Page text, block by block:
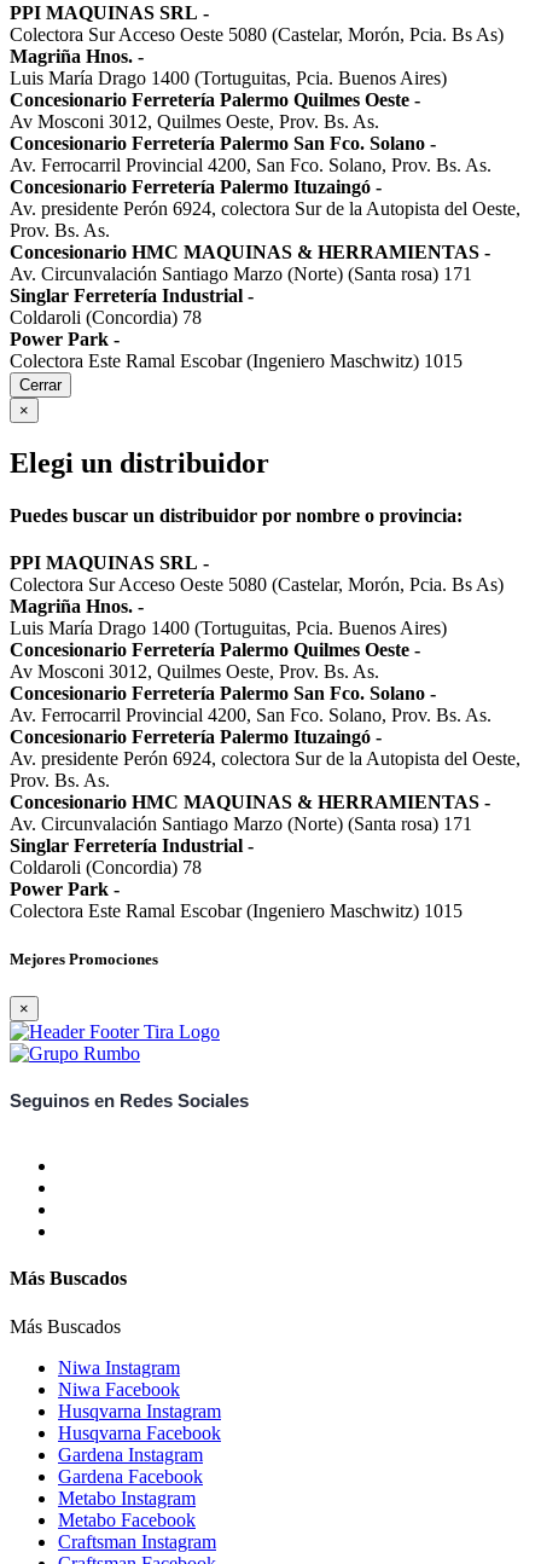
PPI MAQUINAS SRL -
Colectora Sur Acceso Oeste 5080 (Castelar, Morón, Pcia. Bs As)
Magriña Hnos. -
Luis María Drago 1400 (Tortuguitas, Pcia. Buenos Aires)
Concesionario Ferretería Palermo Quilmes Oeste -
Av Mosconi 3012, Quilmes Oeste, Prov. Bs. As.
Concesionario Ferretería Palermo San Fco. Solano -
Av. Ferrocarril Provincial 4200, San Fco. Solano, Prov. Bs. As.
Concesionario Ferretería Palermo Ituzaingó -
Av. presidente Perón 6924, colectora Sur de la Autopista del Oeste,
Prov. Bs. As.
Concesionario HMC MAQUINAS & HERRAMIENTAS -
Av. Circunvalación Santiago Marzo (Norte) (Santa rosa) 171
Singlar Ferretería Industrial -
Coldaroli (Concordia) 78
Power Park -
Colectora Este Ramal Escobar (Ingeniero Maschwitz) 1015
Cerrar
×
Elegi un distribuidor
Puedes buscar un distribuidor por nombre o provincia:
PPI MAQUINAS SRL -
Colectora Sur Acceso Oeste 5080 (Castelar, Morón, Pcia. Bs As)
Magriña Hnos. -
Luis María Drago 1400 (Tortuguitas, Pcia. Buenos Aires)
Concesionario Ferretería Palermo Quilmes Oeste -
Av Mosconi 3012, Quilmes Oeste, Prov. Bs. As.
Concesionario Ferretería Palermo San Fco. Solano -
Av. Ferrocarril Provincial 4200, San Fco. Solano, Prov. Bs. As.
Concesionario Ferretería Palermo Ituzaingó -
Av. presidente Perón 6924, colectora Sur de la Autopista del Oeste,
Prov. Bs. As.
Concesionario HMC MAQUINAS & HERRAMIENTAS -
Av. Circunvalación Santiago Marzo (Norte) (Santa rosa) 171
Singlar Ferretería Industrial -
Coldaroli (Concordia) 78
Power Park -
Colectora Este Ramal Escobar (Ingeniero Maschwitz) 1015
Mejores Promociones
×
Seguinos en Redes Sociales
Más Buscados
Más Buscados
Niwa Instagram
Niwa Facebook
Husqvarna Instagram
Husqvarna Facebook
Gardena Instagram
Gardena Facebook
Metabo Instagram
Metabo Facebook
Craftsman Instagram